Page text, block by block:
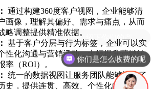
通过构建360度客户视图，企业能够清
画像，理解其偏好、需求与痛点，从而
略调整提供精准依据。
基于客户分层与行为标签，企业可以实
性化沟通与营销活动，大幅提升营销转
率（ROI）。
统一的数据视图让服务团队能够快速了
史，提供连贯、高效、个性化的服务，
你们是怎么收费的呢